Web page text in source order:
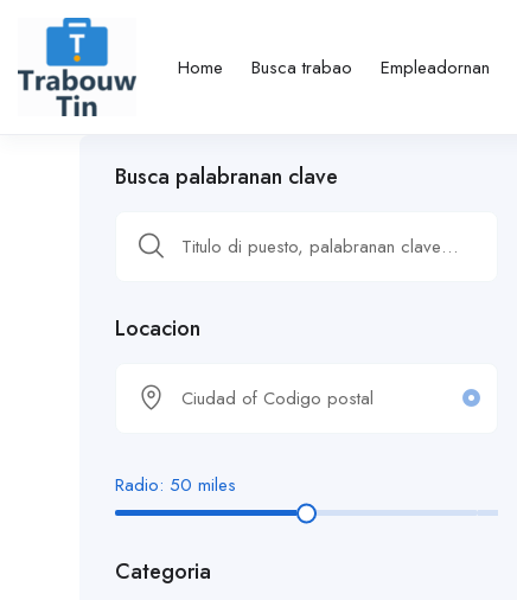
Home Busca trabao Empleadornan
Busca palabranan clave
Locacion
Radio: 50 miles
Categoria